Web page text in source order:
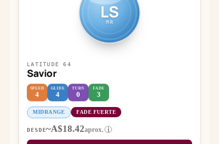
LS
MR
LATITUDE 64
Savior
SPEED
4
GLIDE
4
TURN
0
FADE
3
MIDRANGE FADE FUERTE
DESDE~A$18.42aprox. i